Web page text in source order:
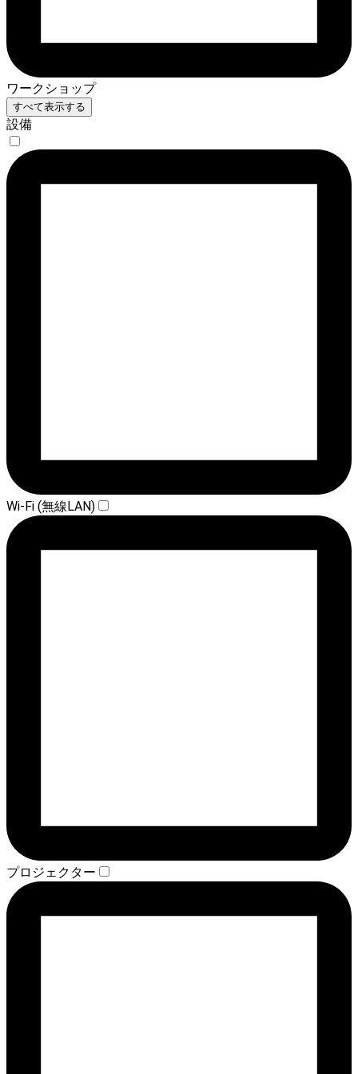
ワークショップ
すべて表示する
設備
Wi-Fi (無線LAN)
プロジェクター